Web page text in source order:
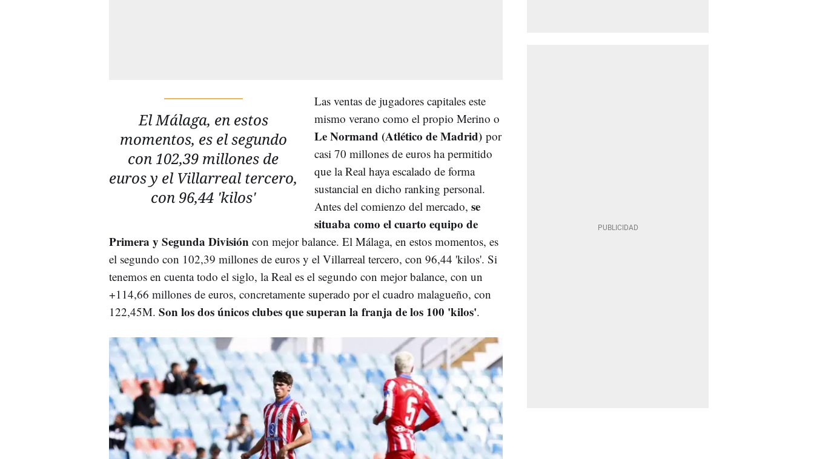
El Málaga, en estos
momentos, es el segundo
con 102,39 millones de
euros y el Villarreal tercero,
con 96,44 'kilos'
Las ventas de jugadores capitales este
mismo verano como el propio Merino o
Le Normand (Atlético de Madrid) por
casi 70 millones de euros ha permitido
que la Real haya escalado de forma
sustancial en dicho ranking personal.
Antes del comienzo del mercado,se
situaba como el cuarto equipo de
Primera y Segunda División con mejor balance. El Málaga, en estos momentos, es
el segundo con 102,39 millones de euros y el Villarreal tercero, con 96,44 'kilos'. Si
tenemos en cuenta todo el siglo, la Real es el segundo con mejor balance, con un
+114,66 millones de euros, concretamente superado por el cuadro malagueño, con
122,45M. Son los dos únicos clubes que superan la franja de los 100 'kilos'.